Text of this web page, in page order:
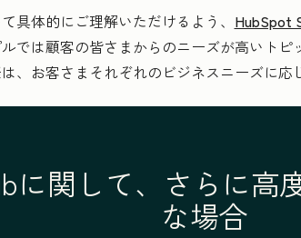
ベースの構築
具体的にご理解いただけるよう、 HubSpot
では顧客の皆さまからのニーズが高いト
、お客さまそれぞれのビジネスニーズに応
に関して、さらに高
な場合